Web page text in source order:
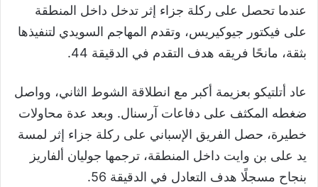
عندما تحصل على ركلة جزاء إثر تدخل داخل المنطقة
على فيكتور جيوكيريس، وتقدم المهاجم السويدي لتنفيذها
بثقة، مانحًا فريقه هدف التقدم في الدقيقة 44.
عاد أتلتيكو بعزيمة أكبر مع انطلاقة الشوط الثاني، وواصل
ضغطه المكثف على دفاعات آرسنال. وبعد عدة محاولات
خطيرة، حصل الفريق الإسباني على ركلة جزاء إثر لمسة
يد على بن وايت داخل المنطقة، ترجمها جوليان ألفاريز
بنجاح مسجلًا هدف التعادل في الدقيقة 56.